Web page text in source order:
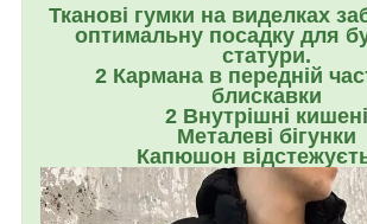
Тканові гумки на виделках
оптимальну посадку для
статури.
2 Кармана в передній
блискавки
2 Внутрішні кишені
Металеві бігунки
Капюшон